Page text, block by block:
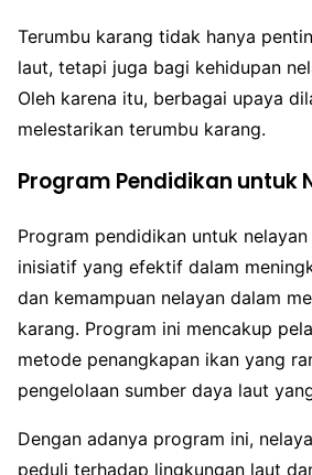
Terumbu karang tidak hanya
laut, tetapi juga bagi kehidupan
Oleh karena itu, berbagai upaya
melestarikan terumbu karang.
Program Pendidikan untuk
Program pendidikan untuk
inisiatif yang efektif dalam
dan kemampuan nelayan dalam
karang. Program ini mencakup
metode penangkapan ikan yang
pengelolaan sumber daya laut
Dengan adanya program ini,
peduli terhadap lingkungan laut